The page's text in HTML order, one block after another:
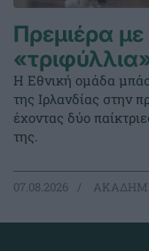
Πρεμιέρα με
Η Εθνική ομάδα
της Ιρλανδίας στην
έχοντας δύο
της.
07.08.2026